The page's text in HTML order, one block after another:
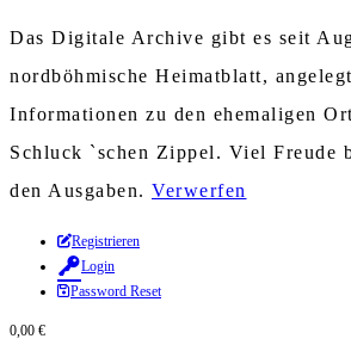
Das Digitale Archive gibt es seit
nordböhmische Heimatblatt,
Informationen zu den ehemaligen
Schluck `schen Zippel. Viel Freude
den Ausgaben. Verwerfen
Zum
Inhalt
springen
Registrieren
Login
Password Reset
0,00 €